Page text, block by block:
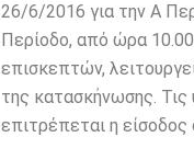
26/6/2016 για την Α
Περίοδο, από ώρα
επισκεπτών,
της κατασκήνωσης.
επιτρέπεται η